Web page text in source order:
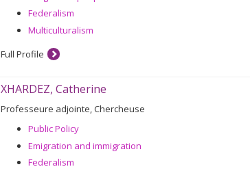
Federalism
Multiculturalism
Full Profile
XHARDEZ, Catherine
Professeure adjointe, Chercheuse
Public Policy
Emigration and immigration
Federalism